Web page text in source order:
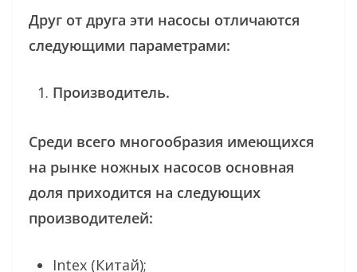
Друг от друга эти насосы отличаются
следующими параметрами:
Производитель.
Среди всего многообразия имеющихся
на рынке ножных насосов основная
доля приходится на следующих
производителей:
Intex (Китай);